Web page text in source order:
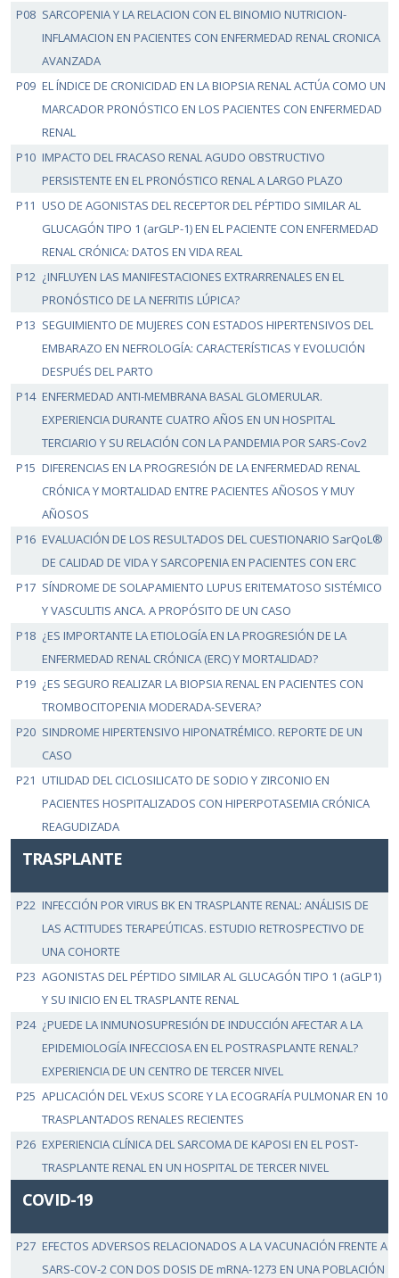
P08 SARCOPENIA Y LA RELACION CON EL BINOMIO NUTRICION-
INFLAMACION EN PACIENTES CON ENFERMEDAD RENAL CRONICA
AVANZADA
P09 EL ÍNDICE DE CRONICIDAD EN LA BIOPSIA RENAL ACTÚA COMO UN
MARCADOR PRONÓSTICO EN LOS PACIENTES CON ENFERMEDAD
RENAL
P10 IMPACTO DEL FRACASO RENAL AGUDO OBSTRUCTIVO
PERSISTENTE EN EL PRONÓSTICO RENAL A LARGO PLAZO
P11 USO DE AGONISTAS DEL RECEPTOR DEL PÉPTIDO SIMILAR AL
GLUCAGÓN TIPO 1 (arGLP-1) EN EL PACIENTE CON ENFERMEDAD
RENAL CRÓNICA: DATOS EN VIDA REAL
P12 ¿INFLUYEN LAS MANIFESTACIONES EXTRARRENALES EN EL
PRONÓSTICO DE LA NEFRITIS LÚPICA?
P13 SEGUIMIENTO DE MUJERES CON ESTADOS HIPERTENSIVOS DEL
EMBARAZO EN NEFROLOGÍA: CARACTERÍSTICAS Y EVOLUCIÓN
DESPUÉS DEL PARTO
P14 ENFERMEDAD ANTI-MEMBRANA BASAL GLOMERULAR.
EXPERIENCIA DURANTE CUATRO AÑOS EN UN HOSPITAL
TERCIARIO Y SU RELACIÓN CON LA PANDEMIA POR SARS-Cov2
P15 DIFERENCIAS EN LA PROGRESIÓN DE LA ENFERMEDAD RENAL
CRÓNICA Y MORTALIDAD ENTRE PACIENTES AÑOSOS Y MUY
AÑOSOS
P16 EVALUACIÓN DE LOS RESULTADOS DEL CUESTIONARIO SarQoL®
DE CALIDAD DE VIDA Y SARCOPENIA EN PACIENTES CON ERC
P17 SÍNDROME DE SOLAPAMIENTO LUPUS ERITEMATOSO SISTÉMICO
Y VASCULITIS ANCA. A PROPÓSITO DE UN CASO
P18 ¿ES IMPORTANTE LA ETIOLOGÍA EN LA PROGRESIÓN DE LA
ENFERMEDAD RENAL CRÓNICA (ERC) Y MORTALIDAD?
P19 ¿ES SEGURO REALIZAR LA BIOPSIA RENAL EN PACIENTES CON
TROMBOCITOPENIA MODERADA-SEVERA?
P20 SINDROME HIPERTENSIVO HIPONATRÉMICO. REPORTE DE UN
CASO
P21 UTILIDAD DEL CICLOSILICATO DE SODIO Y ZIRCONIO EN
PACIENTES HOSPITALIZADOS CON HIPERPOTASEMIA CRÓNICA
REAGUDIZADA
TRASPLANTE
P22 INFECCIÓN POR VIRUS BK EN TRASPLANTE RENAL: ANÁLISIS DE
LAS ACTITUDES TERAPEÚTICAS. ESTUDIO RETROSPECTIVO DE
UNA COHORTE
P23 AGONISTAS DEL PÉPTIDO SIMILAR AL GLUCAGÓN TIPO 1 (aGLP1)
Y SU INICIO EN EL TRASPLANTE RENAL
P24 ¿PUEDE LA INMUNOSUPRESIÓN DE INDUCCIÓN AFECTAR A LA
EPIDEMIOLOGÍA INFECCIOSA EN EL POSTRASPLANTE RENAL?
EXPERIENCIA DE UN CENTRO DE TERCER NIVEL
P25 APLICACIÓN DEL VExUS SCORE Y LA ECOGRAFÍA PULMONAR EN 10
TRASPLANTADOS RENALES RECIENTES
P26 EXPERIENCIA CLÍNICA DEL SARCOMA DE KAPOSI EN EL POST-
TRASPLANTE RENAL EN UN HOSPITAL DE TERCER NIVEL
COVID-19
P27 EFECTOS ADVERSOS RELACIONADOS A LA VACUNACIÓN FRENTE A
SARS-COV-2 CON DOS DOSIS DE mRNA-1273 EN UNA POBLACIÓN